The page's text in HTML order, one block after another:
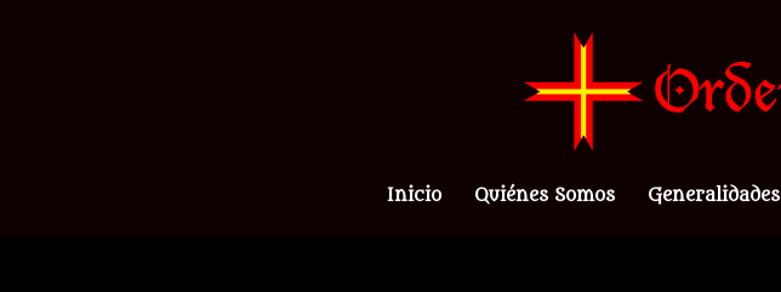
Inicio Quiénes Somos Generalidades